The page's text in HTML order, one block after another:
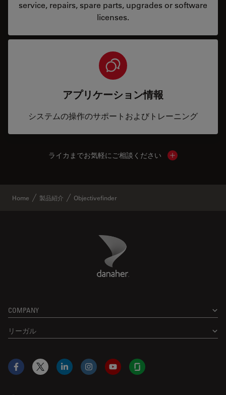
service, repairs, spare parts, upgrades or software
licenses.
アプリケーション情報
システムの操作のサポートおよびトレーニング
ライカまでお気軽にご相談ください Show local
Home 製品紹介 Objectivefinder
Danaher Logo
COMPANY
リーガル
Facebook
X LinkedInInstagramYouTubeGlassdoor